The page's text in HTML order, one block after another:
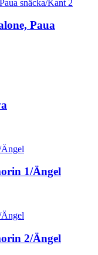
Paua
1/Ängel
2/Ängel